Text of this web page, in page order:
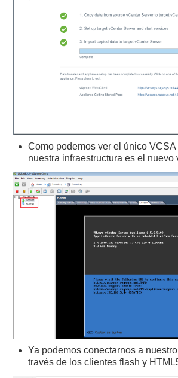
Como podemos ver el único
nuestra infraestructura es el nuevo
Ya podemos conectarnos a
través de los clientes flash y